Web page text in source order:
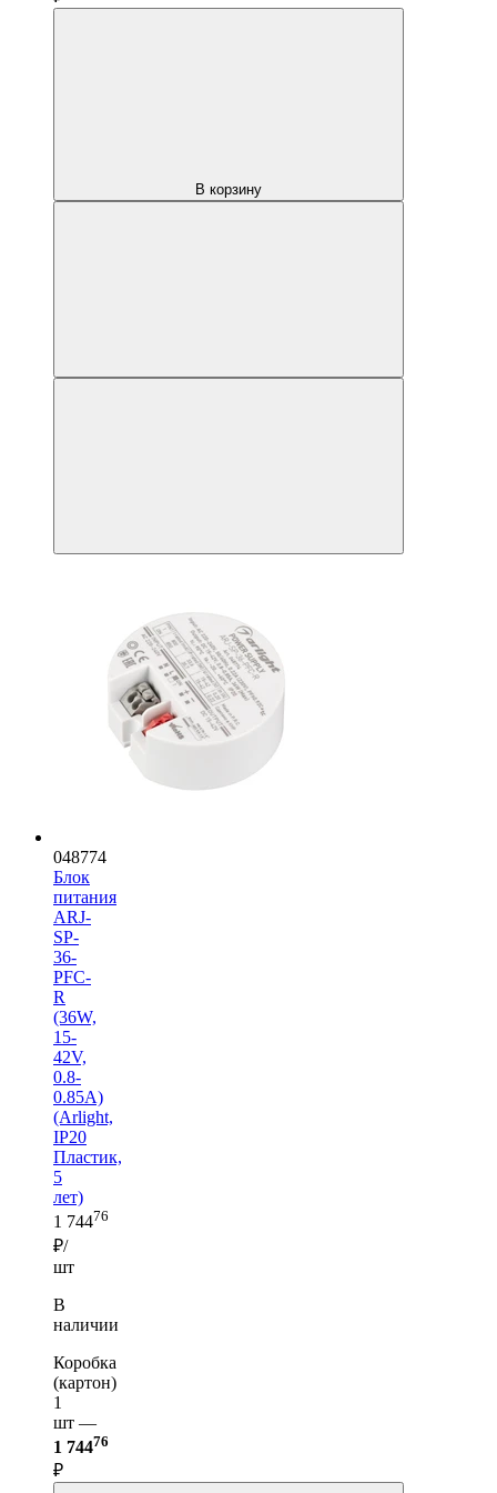
В корзину
048774
Блок
питания
ARJ-
SP-
36-
PFC-
R
(36W,
15-
42V,
0.8-
0.85A)
(Arlight,
IP20
Пластик,
5
лет)
1 74476
₽/
шт
В
наличии
Коробка
(картон)
1
шт —
1 74476
₽